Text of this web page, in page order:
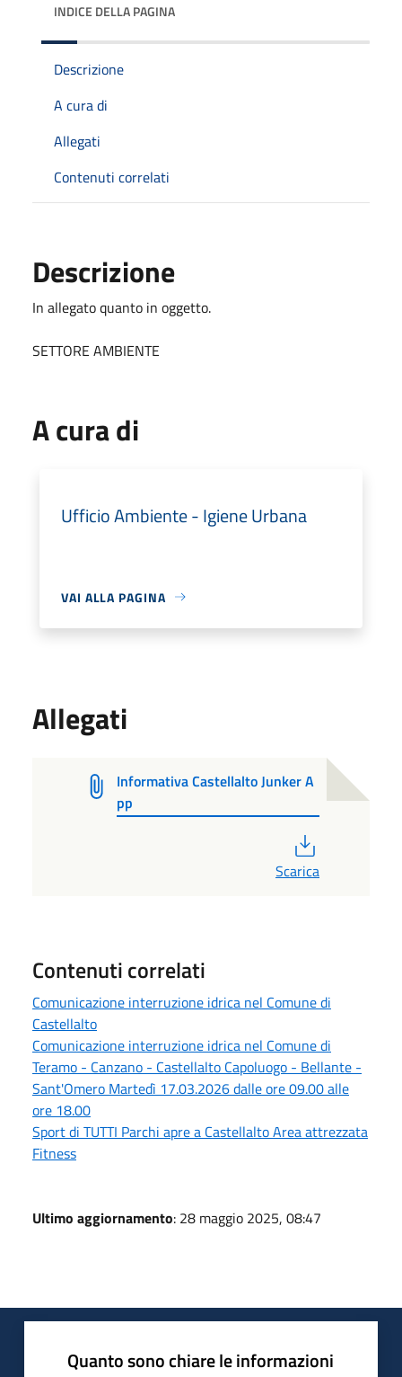
INDICE DELLA PAGINA
Descrizione
A cura di
Allegati
Contenuti correlati
Descrizione
In allegato quanto in oggetto.
SETTORE AMBIENTE
A cura di
Ufficio Ambiente - Igiene Urbana
VAI ALLA PAGINA
Allegati
Informativa Castellalto Junker A
pp
Scarica
Contenuti correlati
Comunicazione interruzione idrica nel Comune di
Castellalto
Comunicazione interruzione idrica nel Comune di
Teramo - Canzano - Castellalto Capoluogo - Bellante -
Sant'Omero Martedì 17.03.2026 dalle ore 09.00 alle
ore 18.00
Sport di TUTTI Parchi apre a Castellalto Area attrezzata
Fitness
Ultimo aggiornamento: 28 maggio 2025, 08:47
Quanto sono chiare le informazioni